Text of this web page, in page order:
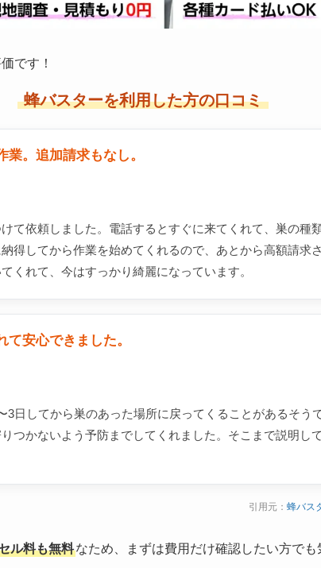
です！
蜂バスターを利用した方の口コミ
業。追加請求もなし。
て依頼しました。電話するとすぐに来てくれて、巣の種
得してから作業を始めてくれるので、あとから高額請求
くれて、今はすっかり綺麗になっています。
安心できました。
3日してから巣のあった場所に戻ってくることがあるそう
つかないよう予防までしてくれました。そこまで説明し
引用元： 蜂バス
ル料も無料なため、まずは費用だけ確認したい方で